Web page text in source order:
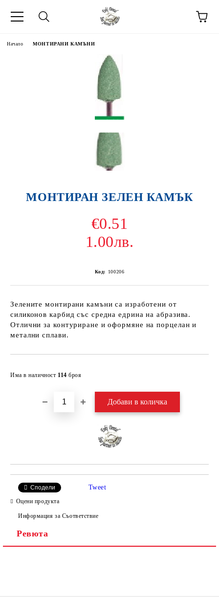
Начало МОНТИРАНИ КАМЪНИ
МОНТИРАН ЗЕЛЕН КАМЪК
€0.51
1.00лв.
Код: 100206
Зелените монтирани камъни са изработени от
силиконов карбид със средна едрина на абразива.
Отлични за контуриране и оформяне на порцелан и
метални сплави.
Има в наличност 114 броя
Сподели Tweet
Оцени продукта
Информация за Съответствие
Ревюта